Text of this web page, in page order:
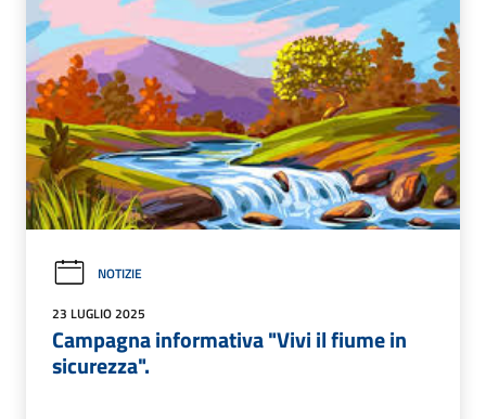
NOTIZIE
23 LUGLIO 2025
Campagna informativa "Vivi il fiume in
sicurezza".